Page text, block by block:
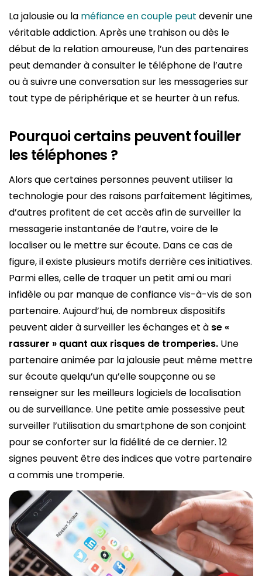
La jalousie ou la méfiance en couple peut devenir une
véritable addiction. Après une trahison ou dès le
début de la relation amoureuse, l’un des partenaires
peut demander à consulter le téléphone de l’autre
ou à suivre une conversation sur les messageries sur
tout type de périphérique et se heurter à un refus.
Pourquoi certains peuvent fouiller
les téléphones ?
Alors que certaines personnes peuvent utiliser la
technologie pour des raisons parfaitement légitimes,
d’autres profitent de cet accès afin de surveiller la
messagerie instantanée de l’autre, voire de le
localiser ou le mettre sur écoute. Dans ce cas de
figure, il existe plusieurs motifs derrière ces initiatives.
Parmi elles, celle de traquer un petit ami ou mari
infidèle ou par manque de confiance vis-à-vis de son
partenaire. Aujourd’hui, de nombreux dispositifs
peuvent aider à surveiller les échanges et à se «
rassurer » quant aux risques de tromperies. Une
partenaire animée par la jalousie peut même mettre
sur écoute quelqu’un qu’elle soupçonne ou se
renseigner sur les meilleurs logiciels de localisation
ou de surveillance. Une petite amie possessive peut
surveiller l’utilisation du smartphone de son conjoint
pour se conforter sur la fidélité de ce dernier. 12
signes peuvent être des indices que votre partenaire
a commis une tromperie.